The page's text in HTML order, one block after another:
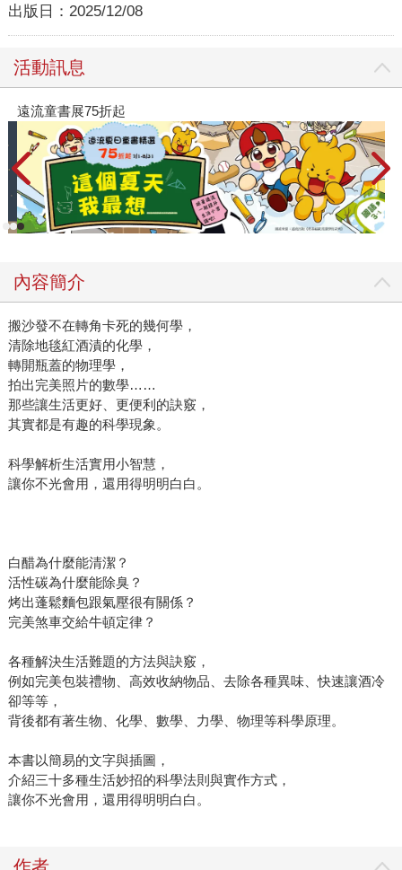
出版日： 2025/12/08
活動訊息
閱讀漫遊錄-2026上半年暢銷榜
內容簡介
搬沙發不在轉角卡死的幾何學，
清除地毯紅酒漬的化學，
轉開瓶蓋的物理學，
拍出完美照片的數學……
那些讓生活更好、更便利的訣竅，
其實都是有趣的科學現象。
科學解析生活實用小智慧，
讓你不光會用，還用得明明白白。
白醋為什麼能清潔？
活性碳為什麼能除臭？
烤出蓬鬆麵包跟氣壓很有關係？
完美煞車交給牛頓定律？
各種解決生活難題的方法與訣竅，
例如完美包裝禮物、高效收納物品、去除各種異味、快速讓酒冷
卻等等，
背後都有著生物、化學、數學、力學、物理等科學原理。
本書以簡易的文字與插圖，
介紹三十多種生活妙招的科學法則與實作方式，
讓你不光會用，還用得明明白白。